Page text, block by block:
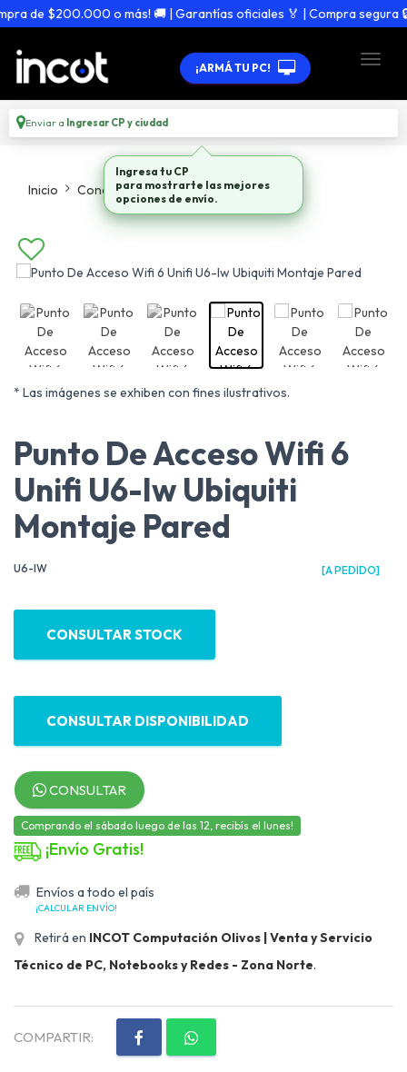
de $200.000 o más! 🚚 | Garantías oficiales 🏅 | Compra segura 🔒
¡ARMÁ TU PC!
Enviar a Ingresar CP y ciudad
Inicio Conectividad Punto De Acceso Wifi
* Las imágenes se exhiben con fines ilustrativos.
Punto De Acceso Wifi 6
Unifi U6-Iw Ubiquiti
Montaje Pared
U6-IW [A PEDIDO]
CONSULTAR STOCK
CONSULTAR DISPONIBILIDAD
CONSULTAR
Comprando el sábado luego de las 12, recibís el lunes!
¡Envío Gratis!
Envíos a todo el país
¡CALCULAR ENVÍO!
Retirá en INCOT Computación Olivos | Venta y Servicio
Técnico de PC, Notebooks y Redes - Zona Norte.
COMPARTIR:
Ingresa tu CP
para mostrarte las mejores
opciones de envío.